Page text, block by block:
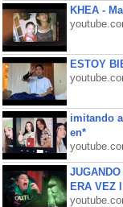
KHEA -
ESTOY
imitando
en*
ERA VEZ